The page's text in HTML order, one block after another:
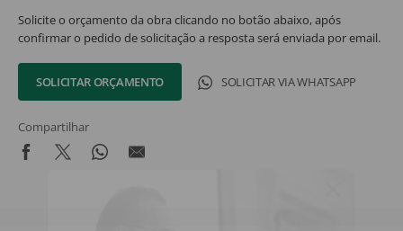
Solicite o orçamento da obra clicando no botão abaixo, após
confirmar o pedido de solicitação a resposta será enviada por email.
SOLICITAR ORÇAMENTO SOLICITAR VIA WHATSAPP
Compartilhar